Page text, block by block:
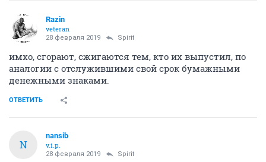
Razin
veteran
28 февраля 2019 Spirit
имхо, сгорают, сжигаются тем, кто их выпустил, по
аналогии с отслужившими свой срок бумажными
денежными знаками.
ОТВЕТИТЬ
N
nansib
v.i.p.
28 февраля 2019 Spirit